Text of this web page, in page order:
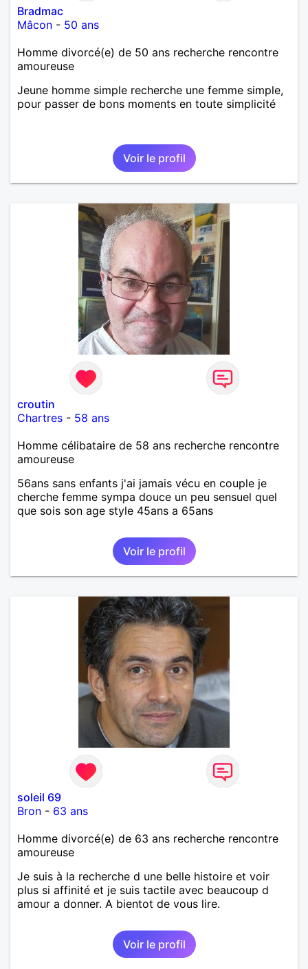
Bradmac
Mâcon - 50 ans
Homme divorcé(e) de 50 ans recherche rencontre
amoureuse
Jeune homme simple recherche une femme simple,
pour passer de bons moments en toute simplicité
Voir le profil
croutin
Chartres - 58 ans
Homme célibataire de 58 ans recherche rencontre
amoureuse
56ans sans enfants j'ai jamais vécu en couple je
cherche femme sympa douce un peu sensuel quel
que sois son age style 45ans a 65ans
Voir le profil
soleil 69
Bron - 63 ans
Homme divorcé(e) de 63 ans recherche rencontre
amoureuse
Je suis à la recherche d une belle histoire et voir
plus si affinité et je suis tactile avec beaucoup d
amour a donner. A bientot de vous lire.
Voir le profil